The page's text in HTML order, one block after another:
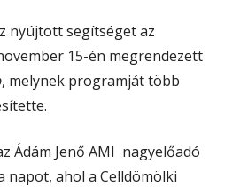
nyújtott segítséget az
15-én megrendezett
, melynek programját több
Ádám Jenő AMI nagyelőadó
napot, ahol a Celldömölki